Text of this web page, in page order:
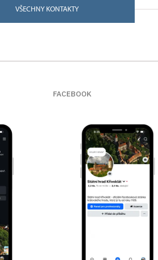
VŠECHNY KONTAKTY
FACEBOOK